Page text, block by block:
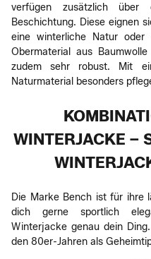
verfügen zusätzlich über
Beschichtung. Diese eignen
eine winterliche Natur
Obermaterial aus
zudem sehr robust. Mit
Naturmaterial besonders
WINTERJACKE –
Die Marke Bench ist für ihre
dich gerne sportlich
Winterjacke genau dein
den 80er-Jahren als